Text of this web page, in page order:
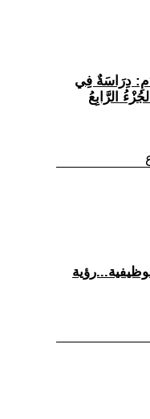
دِرَاسَةٌ فِي
الرَّابِعُ